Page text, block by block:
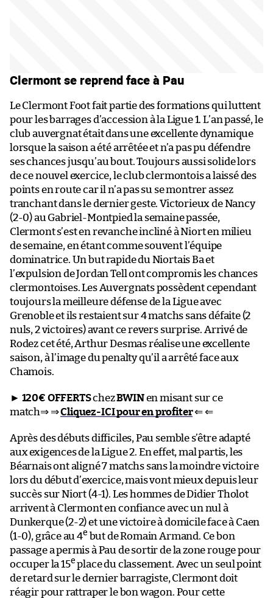
Clermont se reprend face à Pau
Le Clermont Foot fait partie des formations qui luttent
pour les barrages d’accession à la Ligue 1. L’an passé, le
club auvergnat était dans une excellente dynamique
lorsque la saison a été arrêtée et n’a pas pu défendre
ses chances jusqu’au bout. Toujours aussi solide lors
de ce nouvel exercice, le club clermontois a laissé des
points en route car il n’a pas su se montrer assez
tranchant dans le dernier geste. Victorieux de Nancy
(2-0) au Gabriel-Montpied la semaine passée,
Clermont s’est en revanche incliné à Niort en milieu
de semaine, en étant comme souvent l’équipe
dominatrice. Un but rapide du Niortais Ba et
l’expulsion de Jordan Tell ont compromis les chances
clermontoises. Les Auvergnats possèdent cependant
toujours la meilleure défense de la Ligue avec
Grenoble et ils restaient sur 4 matchs sans défaite (2
nuls, 2 victoires) avant ce revers surprise. Arrivé de
Rodez cet été, Arthur Desmas réalise une excellente
saison, à l’image du penalty qu’il a arrêté face aux
Chamois.
► 120€ OFFERTSchezBWINen misant sur ce
match⇒ ⇒Cliquez-ICI pour en profiter⇐ ⇐
Après des débuts difficiles, Pau semble s’être adapté
aux exigences de la Ligue 2. En effet, mal partis, les
Béarnais ont aligné 7 matchs sans la moindre victoire
lors du début d’exercice, mais vont mieux depuis leur
succès sur Niort (4-1). Les hommes de Didier Tholot
arrivent à Clermont en confiance avec un nul à
Dunkerque (2-2) et une victoire à domicile face à Caen
(1-0), grâce au 4e but de Romain Armand. Ce bon
passage a permis à Pau de sortir de la zone rouge pour
occuper la 15e place du classement. Avec un seul point
de retard sur le dernier barragiste, Clermont doit
réagir pour rattraper le bon wagon. Pour cette